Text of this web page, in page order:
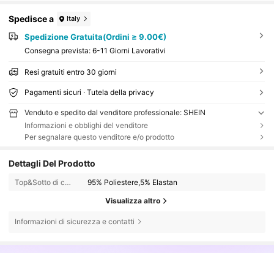
Spedisce a Italy
Spedizione Gratuita(Ordini ≥ 9.00€)
Consegna prevista: 6-11 Giorni Lavorativi
Resi gratuiti entro 30 giorni
Pagamenti sicuri · Tutela della privacy
Venduto e spedito dal venditore professionale: SHEIN
Informazioni e obblighi del venditore
Per segnalare questo venditore e/o prodotto
Dettagli Del Prodotto
Top&Sotto di costume Composizione: 95% Poliestere,5% Elastan
Visualizza altro
Informazioni di sicurezza e contatti